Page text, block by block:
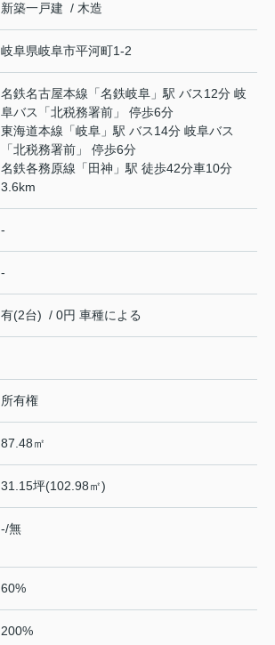
新築一戸建 / 木造
岐阜県岐阜市平河町1-2
名鉄名古屋本線 「名鉄岐阜 」駅 バス12分 岐
阜バス「北税務署前」 停歩6分
東海道本線 「岐阜 」駅 バス14分 岐阜バス
「北税務署前」 停歩6分
名鉄各務原線 「 田神 」駅 徒歩42分車10分
3.6km
-
-
有(2台) / 0円 車種による
所有権
87.48㎡
31.15坪(102.98㎡)
-/無
60%
200%